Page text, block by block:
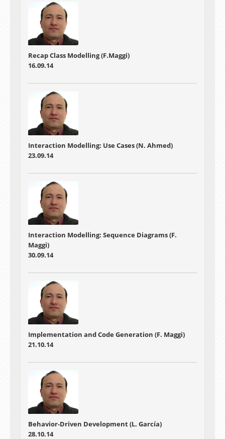
Recap Class Modelling (F.Maggi)
16.09.14
Interaction Modelling: Use Cases (N. Ahmed)
23.09.14
Interaction Modelling: Sequence Diagrams (F.
Maggi)
30.09.14
Implementation and Code Generation (F. Maggi)
21.10.14
Behavior-Driven Development (L. García)
28.10.14